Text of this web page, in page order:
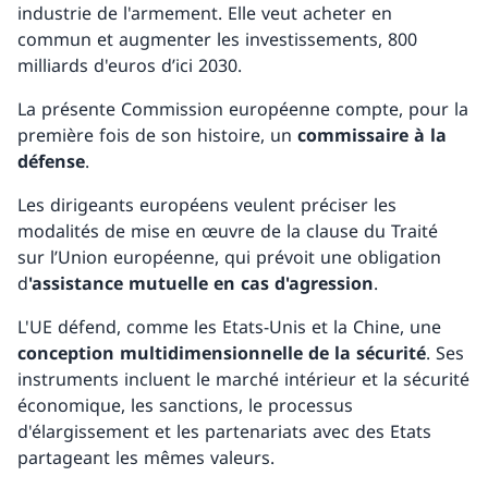
industrie de l'armement. Elle veut acheter en
commun et augmenter les investissements, 800
milliards d'euros d’ici 2030.
La présente Commission européenne compte, pour la
première fois de son histoire, un commissaire à la
défense.
Les dirigeants européens veulent préciser les
modalités de mise en œuvre de la clause du Traité
sur l’Union européenne, qui prévoit une obligation
d'assistance mutuelle en cas d'agression.
L'UE défend, comme les Etats-Unis et la Chine, une
conception multidimensionnelle de la sécurité. Ses
instruments incluent le marché intérieur et la sécurité
économique, les sanctions, le processus
d'élargissement et les partenariats avec des Etats
partageant les mêmes valeurs.